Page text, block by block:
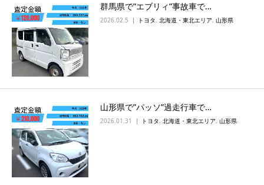
群馬県で”エブリィ”事故車で…
2026.02.5 トヨタ, 北海道・東北エリア, 山形県
山形県で”パッソ”過走行車で…
2026.01.31 トヨタ, 北海道・東北エリア, 山形県